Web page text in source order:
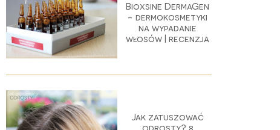
Bioxsine DermaGen
- dermokosmetyki
na wypadanie
włosów | recenzja
Jak zatuszować
odrosty? 8